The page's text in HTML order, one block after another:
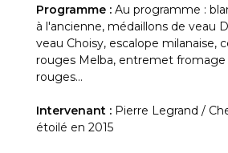
Programme : Au programme :
à l'ancienne, médaillons de veau
veau Choisy, escalope milanaise,
rouges Melba, entremet
rouges...
Intervenant : Pierre Legrand /
étoilé en 2015